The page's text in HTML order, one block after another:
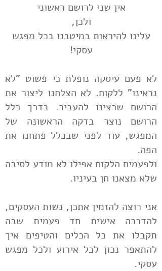
אין שני לרושם ראשוני
ולכן,
עלינו להיראות במיטבנו בכל מפגש
עסקי!
לא פעם עיסקה נופלת כי פשוט "לא
נראינו" ללקוח. לא הצלחנו ליצור את
הרושם שרצינו להעביר. בדרך כלל
הרושם נוצר בדקה הראשונה של
המפגש, עוד לפני שבכלל פתחנו את
הפה.
ולפעמים הלקוח אפילו לא מודע לסיבה
שלא מצאנו חן בעיניו.
אני רוצה להזמין אתכן, נשות העסקים,
להדרכה אישית חד פעמית שבה
תקבלו את כל הכלים והטיפים איך
להתאפר נכון לכל אירוע ולכל מפגש
עסקי.